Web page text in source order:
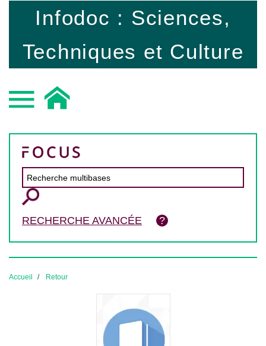
Infodoc : Sciences,
Techniques et Culture
RECHERCHE AVANCÉE
Accueil Retour